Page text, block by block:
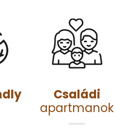
Családi
apartmanok